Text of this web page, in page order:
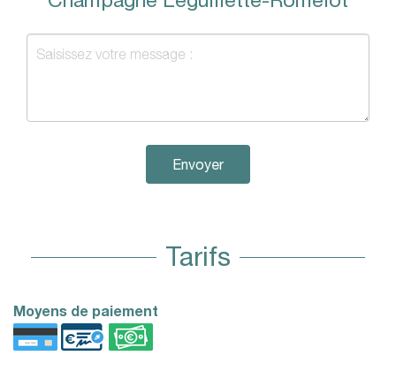
Envoyer
Tarifs
Moyens de paiement